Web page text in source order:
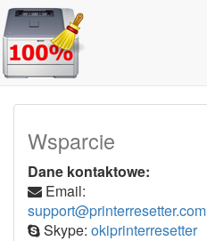
Wsparcie
Dane kontaktowe:
Email:
support@printerresetter.com
Skype: okiprinterresetter